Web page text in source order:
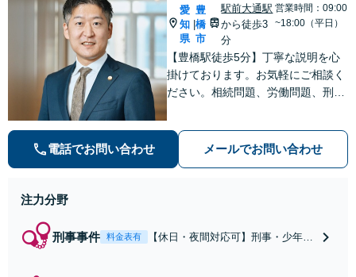
愛
知
県
豊
橋
市
駅前大通駅
から徒歩3
分
営業時間：09:00
~18:00（平日）
【豊橋駅徒歩5分】丁寧な説明を心
掛けております。お気軽にご相談く
ださい。相続問題、労働問題、刑事
電話でお問い合わせ メールでお問い合わせ
注力分野
刑事事件 料金表有
【休日・夜間対応可】刑事・少年事